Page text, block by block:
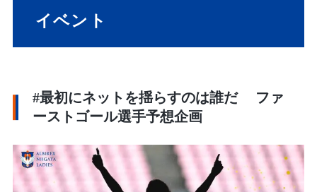
イベント
#最初にネットを揺らすのは誰だ ファ
ーストゴール選手予想企画